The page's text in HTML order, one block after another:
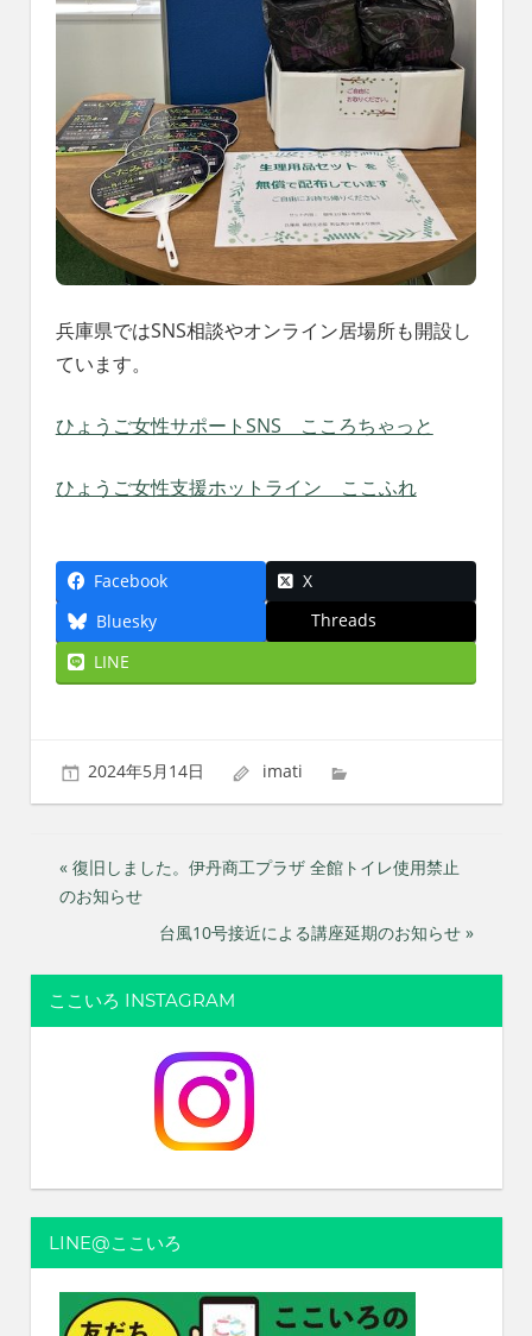
き
豊
か
な
ま
ち
へ
兵庫県ではSNS相談やオンライン居場所も開設し
ています。
ひょうご女性サポートSNS こころちゃっと
ひょうご女性支援ホットライン ここふれ
Facebook
X
Bluesky
Threads
LINE
2024年5月14日 imati
投
ナ
ビ
ョ
ン
« 復旧しました。伊丹商工プラザ 全館トイレ使用禁止
のお知らせ
台風10号接近による講座延期のお知らせ »
ここいろ INSTAGRAM
LINE@ここいろ